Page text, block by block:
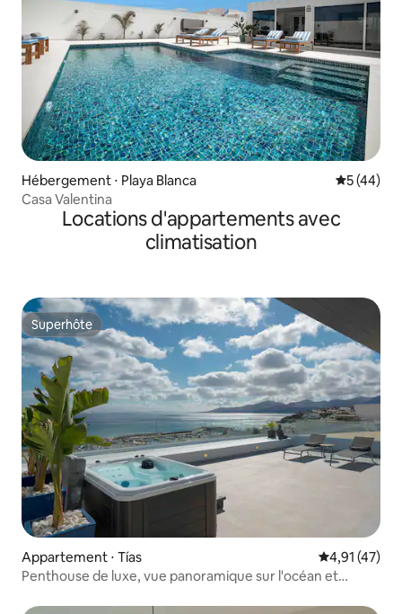
Hébergement ⋅ Playa Blanca
5 (44)
Casa Valentina
Locations d'appartements avec
climatisation
Superhôte
Superhôte
Appartement ⋅ Tías Évaluation
4,91 (47)
Penthouse de luxe, vue panoramique sur l'océan et